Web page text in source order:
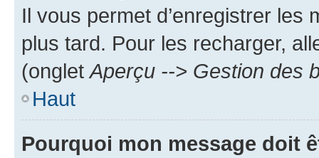
Il vous permet d’enregistrer
plus tard. Pour les recharger,
(onglet Aperçu --> Gestion des
Haut
Pourquoi mon message doit